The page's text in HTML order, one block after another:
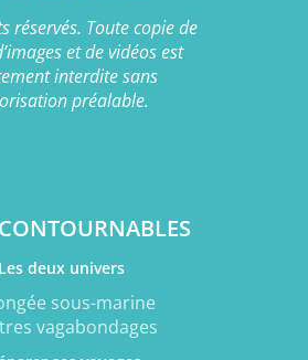
réservés. Toute copie de
et de vidéos est
interdite sans
préalable.
Les deux univers
sous-marine
vagabondages